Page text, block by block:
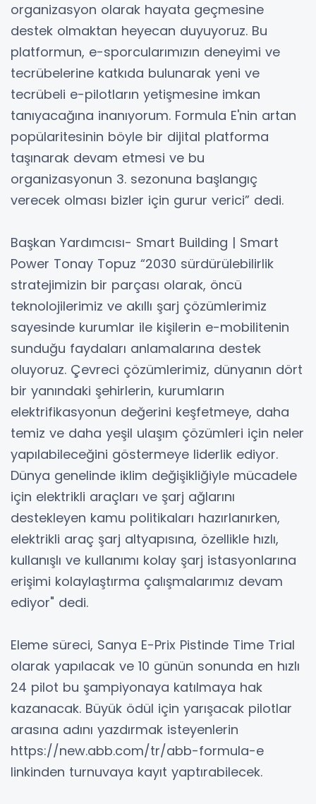
organizasyon olarak hayata geçmesine
destek olmaktan heyecan duyuyoruz. Bu
platformun, e-sporcularımızın deneyimi ve
tecrübelerine katkıda bulunarak yeni ve
tecrübeli e-pilotların yetişmesine imkan
tanıyacağına inanıyorum. Formula E'nin artan
popülaritesinin böyle bir dijital platforma
taşınarak devam etmesi ve bu
organizasyonun 3. sezonuna başlangıç
verecek olması bizler için gurur verici” dedi.
Başkan Yardımcısı- Smart Building | Smart
Power Tonay Topuz “2030 sürdürülebilirlik
stratejimizin bir parçası olarak, öncü
teknolojilerimiz ve akıllı şarj çözümlerimiz
sayesinde kurumlar ile kişilerin e-mobilitenin
sunduğu faydaları anlamalarına destek
oluyoruz. Çevreci çözümlerimiz, dünyanın dört
bir yanındaki şehirlerin, kurumların
elektrifikasyonun değerini keşfetmeye, daha
temiz ve daha yeşil ulaşım çözümleri için neler
yapılabileceğini göstermeye liderlik ediyor.
Dünya genelinde iklim değişikliğiyle mücadele
için elektrikli araçları ve şarj ağlarını
destekleyen kamu politikaları hazırlanırken,
elektrikli araç şarj altyapısına, özellikle hızlı,
kullanışlı ve kullanımı kolay şarj istasyonlarına
erişimi kolaylaştırma çalışmalarımız devam
ediyor" dedi.
Eleme süreci, Sanya E-Prix Pistinde Time Trial
olarak yapılacak ve 10 günün sonunda en hızlı
24 pilot bu şampiyonaya katılmaya hak
kazanacak. Büyük ödül için yarışacak pilotlar
arasına adını yazdırmak isteyenlerin
https://new.abb.com/tr/abb-formula-e
linkinden turnuvaya kayıt yaptırabilecek.